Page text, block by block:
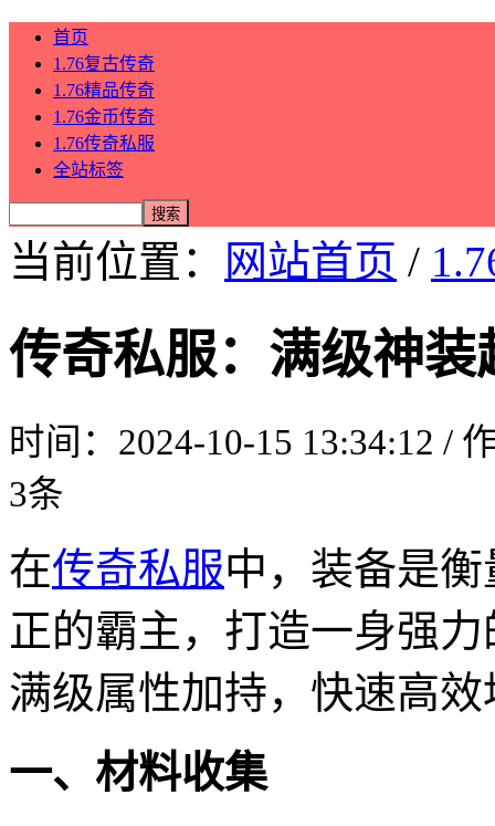
首页
1.76复古传奇
1.76精品传奇
1.76金币传奇
1.76传奇私服
全站标签
当前位置： 网站首页 /
传奇私服：满级神
时间：2024-10-15 13:34:12 /
3条
在传奇私服中，装备是
正的霸主，打造一身强
满级属性加持，快速高
一、材料收集